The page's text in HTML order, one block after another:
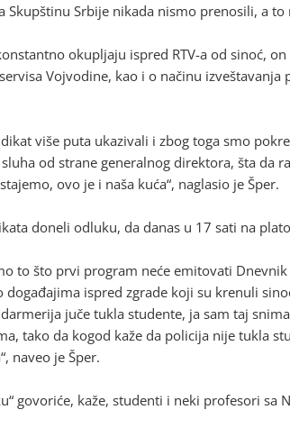
Srbije nikada nismo prenosili, a to
okupljaju ispred RTV-a od sinoć,
Vojvodine, kao i o načinu
više puta ukazivali i zbog toga smo
od strane generalnog direktora, šta da
ovo je i naša kuća“, naglasio je Šper.
doneli odluku, da danas u 17 sati na
to što prvi program neće emitovati
ispred zgrade koji su krenuli
juče tukla studente, ja sam taj
tako da kogod kaže da policija nije tukla
naveo je Šper.
govoriće, kaže, studenti i neki profesori sa